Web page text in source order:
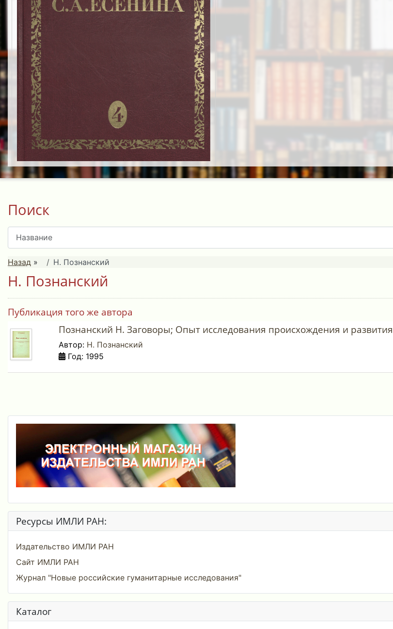
Поиск
Назад » Н. Познанский
Н. Познанский
Публикация того же автора
Познанский Н. Заговоры; Опыт исследования происхождения и
Автор: Н. Познанский
Год: 1995
Ресурсы ИМЛИ РАН:
Издательство ИМЛИ РАН
Сайт ИМЛИ РАН
Журнал "Новые российские гуманитарные исследования"
Каталог